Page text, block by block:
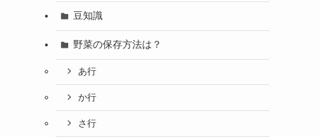
豆知識
野菜の保存方法は？
あ行
か行
さ行